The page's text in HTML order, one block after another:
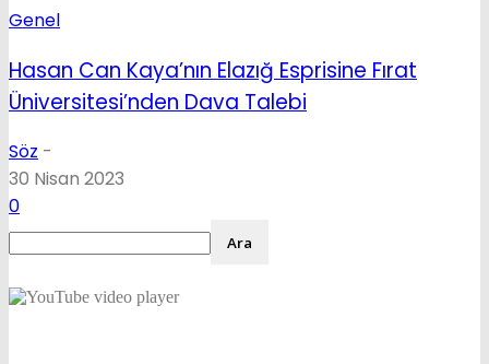
Genel
Hasan Can Kaya’nın Elazığ Esprisine Fırat
Üniversitesi’nden Dava Talebi
Söz -
30 Nisan 2023
0